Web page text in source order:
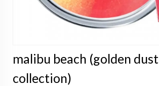
malibu beach (golden dust
collection)